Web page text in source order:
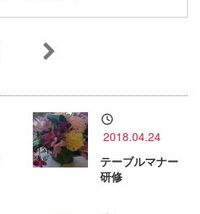
2018.04.24
テーブルマナー
研修